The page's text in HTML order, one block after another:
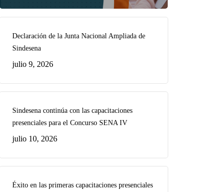
Declaración de la Junta Nacional Ampliada de
Sindesena
julio 9, 2026
Sindesena continúa con las capacitaciones
presenciales para el Concurso SENA IV
julio 10, 2026
Éxito en las primeras capacitaciones presenciales